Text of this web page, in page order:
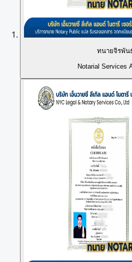
ทนายจิรพัน
Notarial Services